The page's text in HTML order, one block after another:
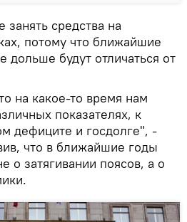
средства на
потому что ближайшие
дольше будут отличаться от
на какое-то время нам
показателях, к
дефиците и госдолге", -
что в ближайшие годы
о затягивании поясов, а о